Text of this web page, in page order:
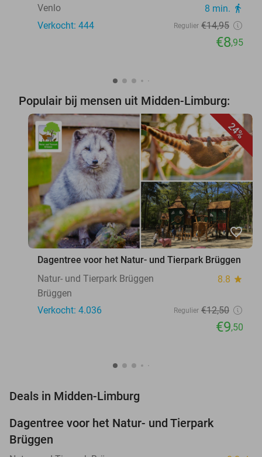
Venlo 8 min. directions_walk
Verkocht: 444 Regulier €14,95
€8,95
Populair bij mensen uit Midden-Limburg:
24%
favorite_border
Dagentree voor het Natur- und Tierpark Brüggen
Natur- und Tierpark Brüggen
8.8 star
Brüggen
Verkocht: 4.036
Regulier €12,50
€9,50
Deals in Midden-Limburg
Dagentree voor het Natur- und Tierpark
Brüggen